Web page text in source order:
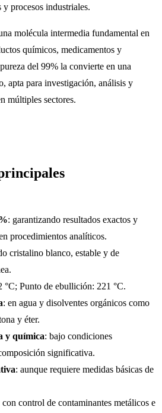
procesos industriales.
molécula intermedia fundamental en
químicos, medicamentos y
del 99% la convierte en una
apta para investigación, análisis y
múltiples sectores.
: garantizando resultados exactos y
procedimientos analíticos.
cristalino blanco, estable y de
°C; Punto de ebullición: 221 °C.
: en agua y disolventes orgánicos como
y éter.
y química: bajo condiciones
significativa.
: aunque requiere medidas básicas de
con control de contaminantes metálicos e